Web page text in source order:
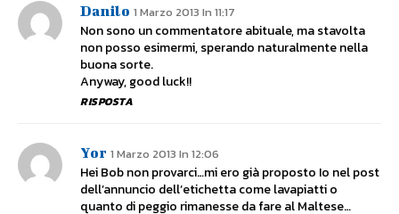
Danilo 1 Marzo 2013 In 11:17
Non sono un commentatore abituale, ma stavolta
non posso esimermi, sperando naturalmente nella
buona sorte.
Anyway, good luck!!
RISPOSTA
Yor 1 Marzo 2013 In 12:06
Hei Bob non provarci…mi ero già proposto Io nel post
dell’annuncio dell’etichetta come lavapiatti o
quanto di peggio rimanesse da fare al Maltese…